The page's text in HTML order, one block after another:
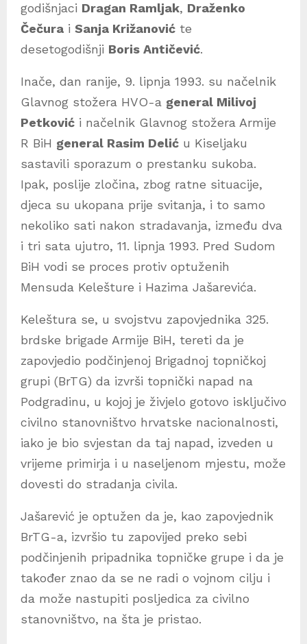
godišnjaci Dragan Ramljak, Draženko
Čečura i Sanja Križanović te
desetogodišnji Boris Antičević.
Inače, dan ranije, 9. lipnja 1993. su načelnik
Glavnog stožera HVO-a general Milivoj
Petković i načelnik Glavnog stožera Armije
R BiH general Rasim Delić u Kiseljaku
sastavili sporazum o prestanku sukoba.
Ipak, poslije zločina, zbog ratne situacije,
djeca su ukopana prije svitanja, i to samo
nekoliko sati nakon stradavanja, između dva
i tri sata ujutro, 11. lipnja 1993. Pred Sudom
BiH vodi se proces protiv optuženih
Mensuda Kelešture i Hazima Jašarevića.
Keleštura se, u svojstvu zapovjednika 325.
brdske brigade Armije BiH, tereti da je
zapovjedio podčinjenoj Brigadnoj topničkoj
grupi (BrTG) da izvrši topnički napad na
Podgradinu, u kojoj je živjelo gotovo isključivo
civilno stanovništvo hrvatske nacionalnosti,
iako je bio svjestan da taj napad, izveden u
vrijeme primirja i u naseljenom mjestu, može
dovesti do stradanja civila.
Jašarević je optužen da je, kao zapovjednik
BrTG-a, izvršio tu zapovijed preko sebi
podčinjenih pripadnika topničke grupe i da je
također znao da se ne radi o vojnom cilju i
da može nastupiti posljedica za civilno
stanovništvo, na šta je pristao.